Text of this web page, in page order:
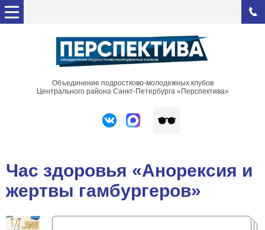
Объединение подростково-молодежных клубов
Центрального района Санкт-Петербурга «Перспектива»
Час здоровья «Анорексия и
жертвы гамбургеров»